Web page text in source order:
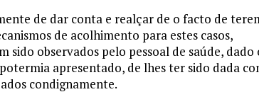
de dar conta e realçar de o facto de
de acolhimento para estes casos,
sido observados pelo pessoal de saúde, dado
apresentado, de lhes ter sido dada
condignamente.